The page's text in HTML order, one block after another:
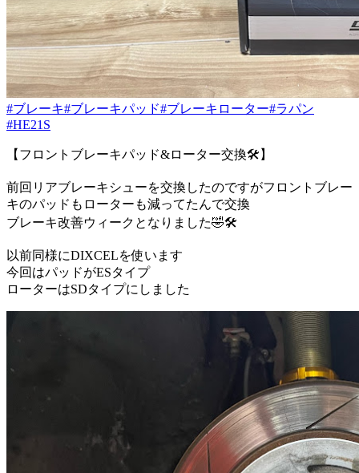
#ブレーキ#ブレーキパッド#ブレーキローター#ラパン
#HE21S
【フロントブレーキパッド&ローター交換🛠️】
前回リアブレーキシューを交換したのですがフロントブレー
キのパッドもローターも減ってたんで交換
ブレーキ改善ウィークとなりました🤣🛠️
以前同様にDIXCELを使います
今回はパッドがESタイプ
ローターはSDタイプにしました